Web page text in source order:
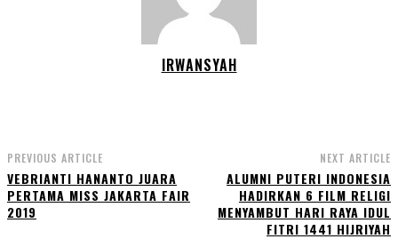
IRWANSYAH
PREVIOUS ARTICLE
VEBRIANTI HANANTO JUARA
PERTAMA MISS JAKARTA FAIR
2019
NEXT ARTICLE
ALUMNI PUTERI INDONESIA
HADIRKAN 6 FILM RELIGI
MENYAMBUT HARI RAYA IDUL
FITRI 1441 HIJRIYAH